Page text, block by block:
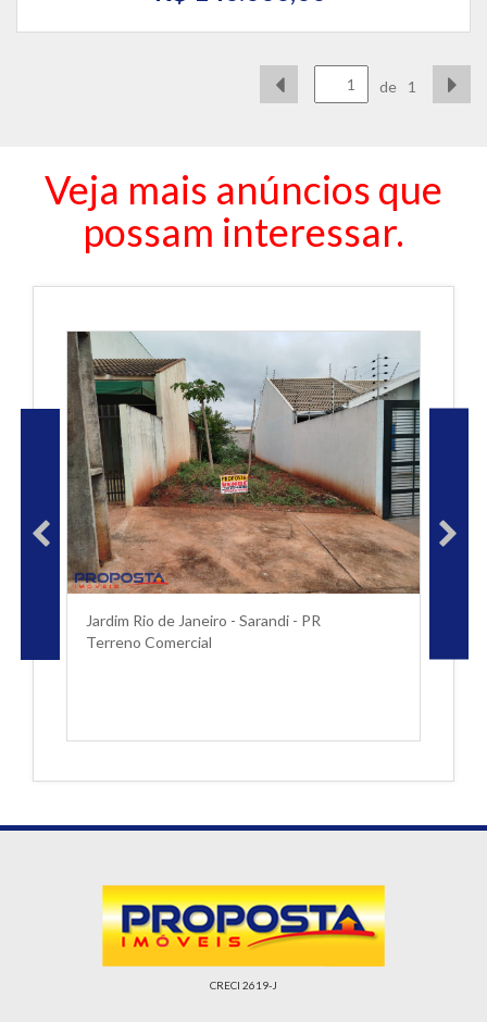
de 1
Veja mais anúncios que
possam interessar.
Jardim Rio de Janeiro - Sarandi - PR
Terreno Comercial
CRECI 2619-J